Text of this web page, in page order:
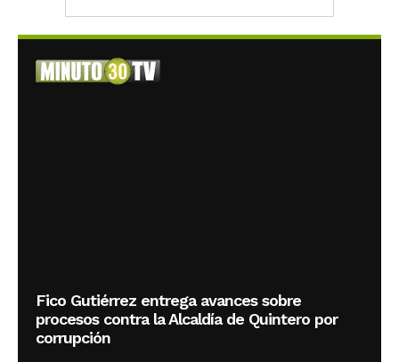
Fico Gutiérrez entrega avances sobre
procesos contra la Alcaldía de Quintero por
corrupción